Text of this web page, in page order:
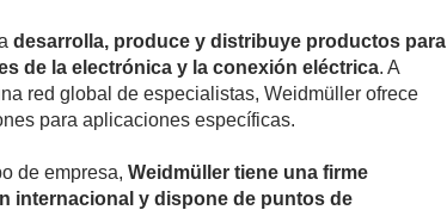
desarrolla, produce y distribuye productos para
de la electrónica y la conexión eléctrica. A
red global de especialistas, Weidmüller ofrece
para aplicaciones específicas.
de empresa, Weidmüller tiene una firme
internacional y dispone de puntos de